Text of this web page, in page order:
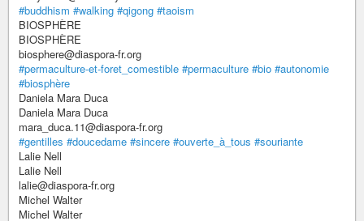
#buddhism #walking #qigong #taoism
BIOSPHÈRE
BIOSPHÈRE
biosphere@diaspora-fr.org
#permaculture-et-foret_comestible #permaculture #bio #autonomie
#biosphère
Daniela Mara Duca
Daniela Mara Duca
mara_duca.11@diaspora-fr.org
#gentilles #doucedame #sincere #ouverte_à_tous #souriante
Lalie Nell
Lalie Nell
lalie@diaspora-fr.org
Michel Walter
Michel Walter